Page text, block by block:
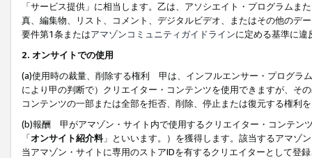
「サービス提供」に相当します。乙は、アソシエイト・プログラム
真、編集物、リスト、コメント、デジタルビデオ、またはその他のデ
要件第1条またはアマゾンコミュニティガイドラインに定める基準に違
2. オンサイトでの使用
(a)使用時の裁量、削除する権利 甲は、インフルエンサー・プログラ
により甲の判断で）クリエイター・コンテンツを使用できますが、そ
コンテンツの一部または全部を拒否、削除、停止または復元する権利
(b)報酬 甲がアマゾン・サイト内で使用するクリエイター・コンテン
「オンサイト紹介料」といいます。）を獲得します。該当するアマゾ
当アマゾン・サイトに専用のストアIDを有するクリエイターとして登